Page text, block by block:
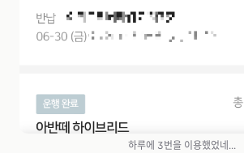
하루에 3번을 이용했었네...